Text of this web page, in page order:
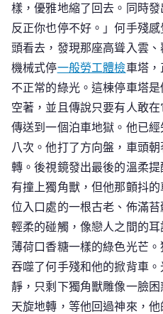
樣，優雅地縮了回去。同時
反正你也停不好。」何手殘
頭看去，發現那座高聳入雲
機械式停一般勞工體檢車塔
不正常的綠光。這棟停車塔
空著，並且傳說只要有人敢
傳送到一個泊車地獄。他已
八次。他打了方向盤，車頭
轉。後視鏡發出最後的溫柔
有撞上獨角獸，但他那顫抖
位入口處的一根古老、佈滿
輕柔的碰觸，像戀人之間的
薄荷口香糖一樣的綠色光芒
吞噬了何手殘和他的掀背車
靜，只剩下獨角獸雕像一臉
天旋地轉，等他回過神來，